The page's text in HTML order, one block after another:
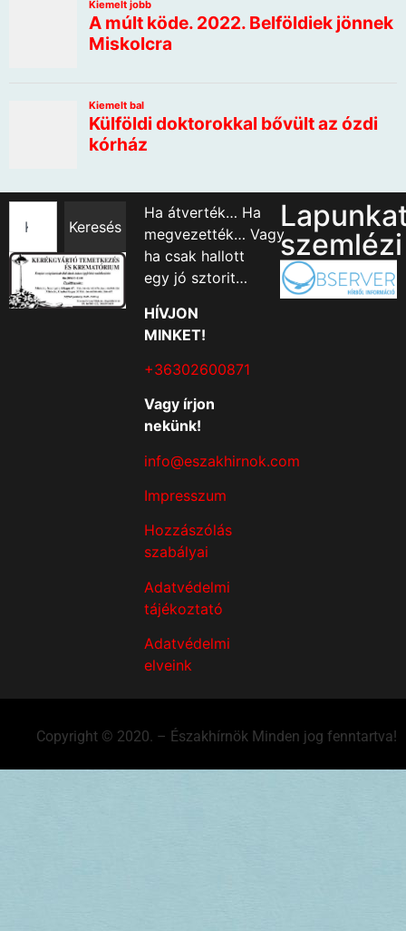
Keresés
Ha átverték… Ha
megvezették… Vagy
ha csak hallott
egy jó sztorit…
HÍVJON
MINKET!
+36302600871
Vagy írjon
nekünk!
info@eszakhirnok.com
Impresszum
Hozzászólás
szabályai
Adatvédelmi
tájékoztató
Adatvédelmi
elveink
szemlézi
Copyright © 2020. – Északhírnök Minden jog fenntartva!